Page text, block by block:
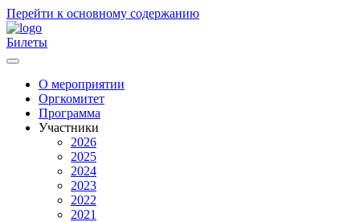
Перейти к основному содержанию
Билеты
Главное
меню
О мероприятии
Оргкомитет
Программа
Участники
2026
2025
2024
2023
2022
2021